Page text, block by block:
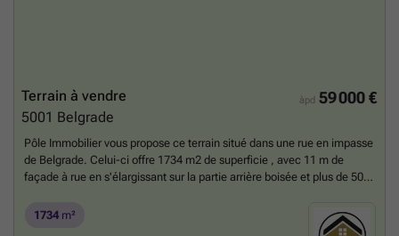
àpd 59 000 €
Terrain à vendre
5001 Belgrade
Pôle Immobilier vous propose ce terrain situé dans une rue en impasse
de Belgrade. Celui-ci offre 1734 m2 de superficie , avec 11 m de
façade à rue en s'élargissant sur la partie arrière boisée et plus de 50
4 façades. Prix; Faire offre à partir de 59.000€ sous réserve
En savoir
1734 m²